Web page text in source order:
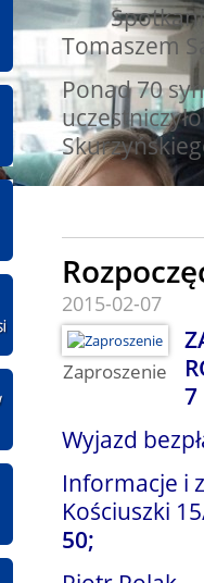
Spotkanie
Tomaszem
Ponad 70
2015-02-07
Zaproszenie
7
Wyjazd
Informacje i
Kościuszki
50;